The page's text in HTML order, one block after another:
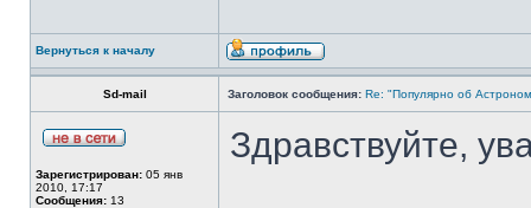
Вернуться к началу
Sd-mail Заголовок сообщения: Re: "Популярно об
Зарегистрирован: 05 янв
2010, 17:17
Сообщения: 13
Здравствуйте,